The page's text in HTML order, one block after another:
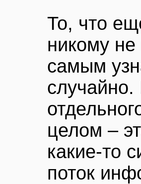
То, что
никому
самым
случайно.
целом –
какие-то
поток